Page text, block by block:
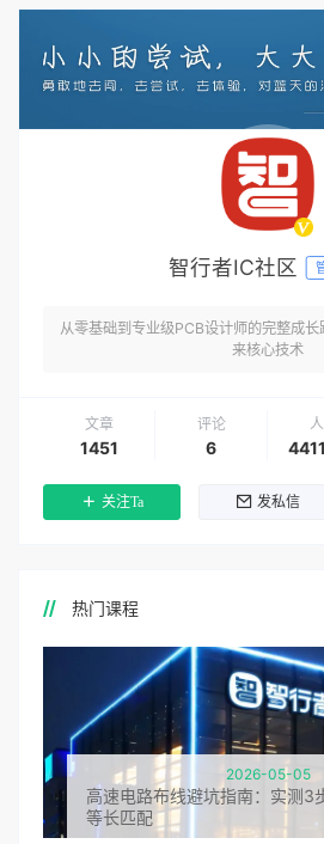
智行者IC社区
从零基础到专业级PCB设计师的完整成
来核心技术
文章
1451
评论
6
关注Ta 发私信
热门课程
2026-05-05
高速电路布线避坑指南：实测
等长匹配